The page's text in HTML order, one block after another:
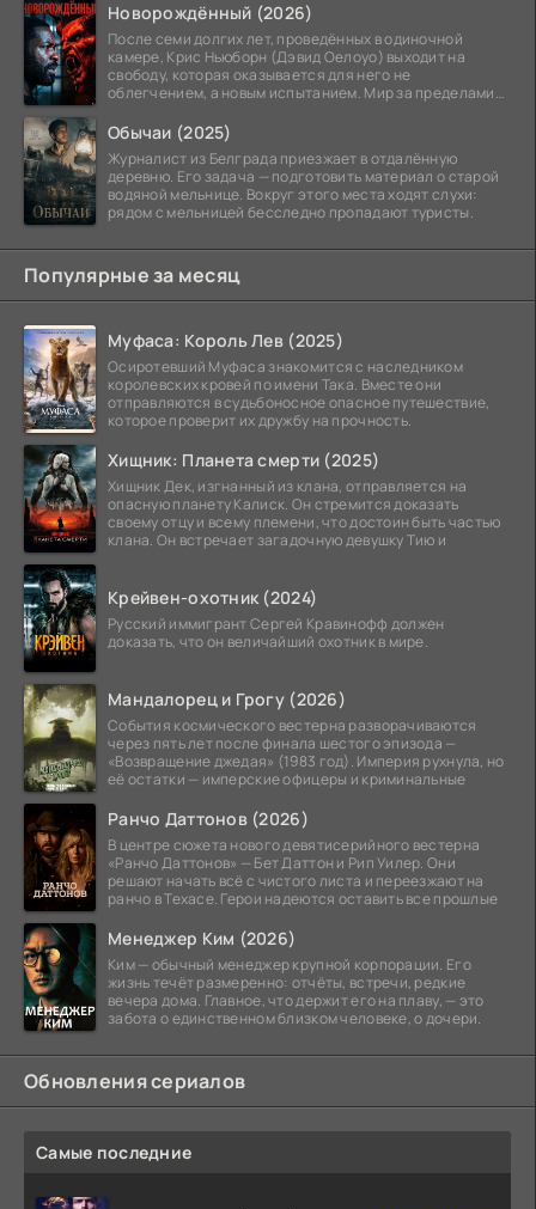
Новорождённый (2026)
После семи долгих лет, проведённых в одиночной
камере, Крис Ньюборн (Дэвид Оелоуо) выходит на
свободу, которая оказывается для него не
облегчением, а новым испытанием. Мир за пределами
Обычаи (2025)
Журналист из Белграда приезжает в отдалённую
деревню. Его задача — подготовить материал о старой
водяной мельнице. Вокруг этого места ходят слухи:
рядом с мельницей бесследно пропадают туристы.
Популярные за месяц
Муфаса: Король Лев (2025)
Осиротевший Муфаса знакомится с наследником
королевских кровей по имени Така. Вместе они
отправляются в судьбоносное опасное путешествие,
которое проверит их дружбу на прочность.
Хищник: Планета смерти (2025)
Хищник Дек, изгнанный из клана, отправляется на
опасную планету Калиск. Он стремится доказать
своему отцу и всему племени, что достоин быть частью
клана. Он встречает загадочную девушку Тию и
Крейвен-охотник (2024)
Русский иммигрант Сергей Кравинофф должен
доказать, что он величайший охотник в мире.
Мандалорец и Грогу (2026)
События космического вестерна разворачиваются
через пять лет после финала шестого эпизода —
«Возвращение джедая» (1983 год). Империя рухнула, но
её остатки — имперские офицеры и криминальные
Ранчо Даттонов (2026)
В центре сюжета нового девятисерийного вестерна
«Ранчо Даттонов» — Бет Даттон и Рип Уилер. Они
решают начать всё с чистого листа и переезжают на
ранчо в Техасе. Герои надеются оставить все прошлые
Менеджер Ким (2026)
Ким — обычный менеджер крупной корпорации. Его
жизнь течёт размеренно: отчёты, встречи, редкие
вечера дома. Главное, что держит его на плаву, — это
забота о единственном близком человеке, о дочери.
Обновления сериалов
Самые последние